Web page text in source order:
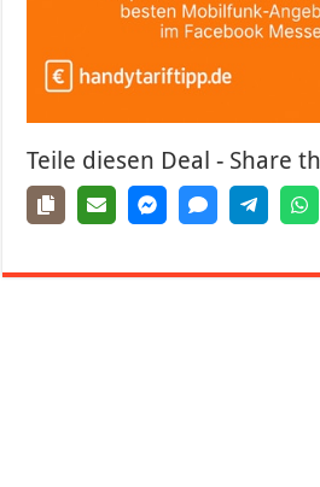
Teile diesen Deal - Share